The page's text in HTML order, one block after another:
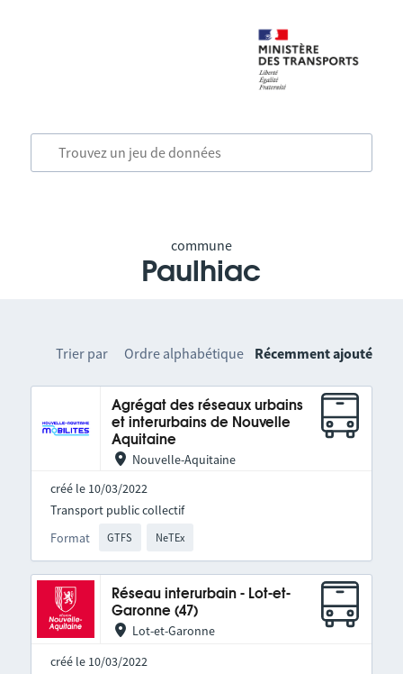
commune
Paulhiac
Trier par Ordre alphabétique Récemment ajouté
Agrégat des réseaux urbains
et interurbains de Nouvelle
Aquitaine
Nouvelle-Aquitaine
créé le 10/03/2022
Format GTFS NeTEx
Transport public collectif
Réseau interurbain - Lot-et-
Garonne (47)
Lot-et-Garonne
créé le 10/03/2022